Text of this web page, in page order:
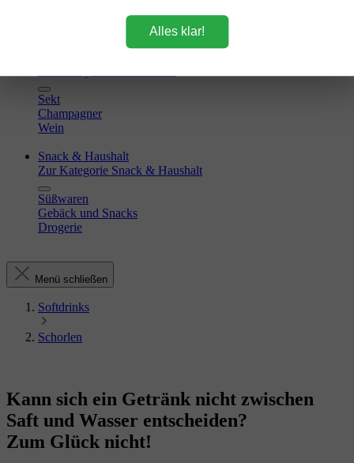
Sekt
Champagner
Wein
Snack & Haushalt
Zur Kategorie Snack & Haushalt
Süßwaren
Gebäck und Snacks
Drogerie
Menü schließen
Softdrinks
Schorlen
Kann sich ein Getränk nicht zwischen
Saft und Wasser entscheiden?
Zum Glück nicht!
Alles klar!